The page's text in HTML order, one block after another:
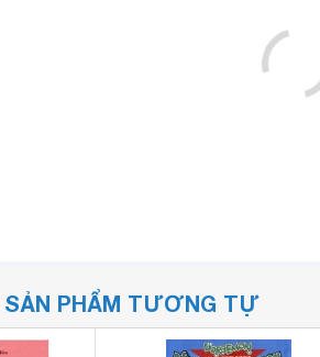
SẢN PHẨM TƯƠNG TỰ